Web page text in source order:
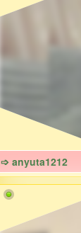
➩ anyuta1212